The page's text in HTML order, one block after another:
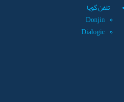
تلفن گويا
Donjin
Dialogic